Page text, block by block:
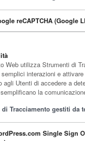
reCAPTCHA (Google
Web utilizza Strumenti di
interazioni e
agli Utenti di accedere a
la
Tracciamento gestiti da
Single Sign